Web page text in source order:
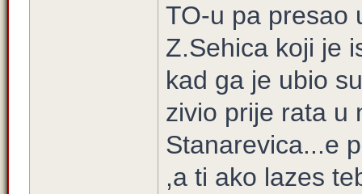
TO-u pa presao
Z.Sehica koji je
kad ga je ubio
zivio prije rata u
Stanarevica...e
,a ti ako lazes